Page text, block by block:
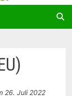
26. Juli 2022